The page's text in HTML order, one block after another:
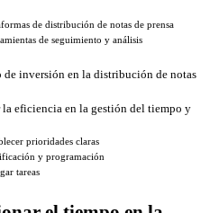
de distribución de notas de prensa
de seguimiento y análisis
de inversión en la distribución de notas
la eficiencia en la gestión del tiempo y
prioridades claras
y programación
tareas